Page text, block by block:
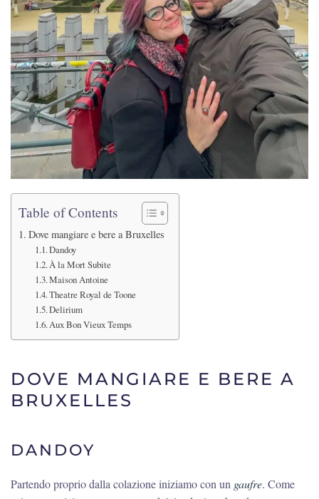
Table of Contents
Dove mangiare e bere a Bruxelles
Dandoy
À la Mort Subite
Maison Antoine
Theatre Royal de Toone
Delirium
Aux Bon Vieux Temps
DOVE MANGIARE E BERE A
BRUXELLES
DANDOY
Partendo proprio dalla colazione iniziamo con un gaufre. Come